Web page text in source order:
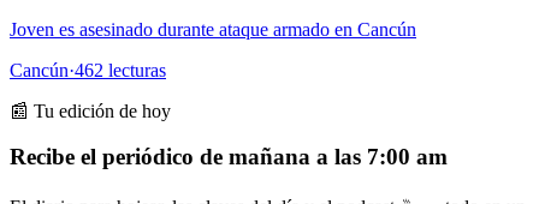
Joven es asesinado durante ataque armado en Cancún
Cancún·462 lecturas
📰 Tu edición de hoy
Recibe el periódico de mañana a las 7:00 am